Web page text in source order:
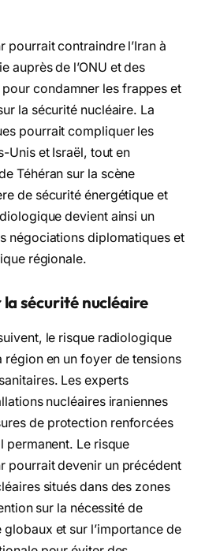
pourrait contraindre l’Iran à
auprès de l’ONU et des
condamner les frappes et
la sécurité nucléaire. La
pourrait compliquer les
Unis et Israël, tout en
Téhéran sur la scène
de sécurité énergétique et
devient ainsi un
négociations diplomatiques et
régionale.
sécurité nucléaire
le risque radiologique
en un foyer de tensions
Les experts
nucléaires iraniennes
de protection renforcées
permanent. Le risque
pourrait devenir un précédent
situés dans des zones
sur la nécessité de
et sur l’importance de